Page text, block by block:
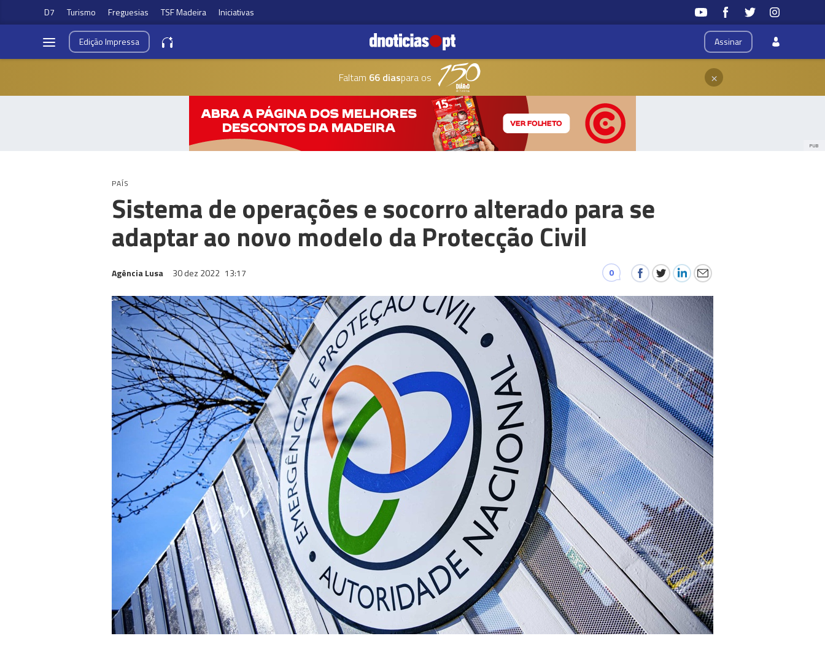
D7 Turismo Freguesias TSF Madeira Iniciativas
Assinar
EdiçãoImpressa
Faltam 66 diaspara os ×
PUB
PAÍS
Sistema de operações e socorro alterado para se
adaptar ao novo modelo da Protecção Civil
Agência Lusa 30 dez 2022 13:17 0